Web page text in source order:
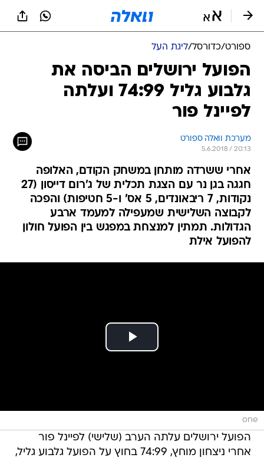
ספורט/כדורסל/ליגת העל
הפועל ירושלים הביסה את
גלבוע גליל 74:99 ועלתה
לפיינל פור
מערכת וואלה ספורט
5.6.2018 / 20:13
אחרי ששרדה מותחן במשחק הקודם, האלופה
חגגה בגן נר עם הצגת תכלית של ג'רום דייסון (27
נקודות, 7 ריבאונדים, 5 אס' ו-5 חטיפות) והפכה
לקבוצה השלישית שמעפילה למעמד ארבע
הגדולות. תמתין למנצחת במפגש בין הפועל חולון
להפועל אילת
one
הפועל ירושלים עלתה הערב (שלישי) לפיינל פור
אחרי ניצחון מוחץ, 74:99 בחוץ על הפועל גלבוע גליל,